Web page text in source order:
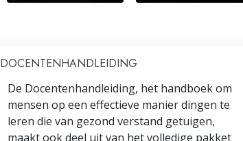
DOCENTENHANDLEIDING
De Docentenhandleiding, het handboek om
mensen op een effectieve manier dingen te
leren die van gezond verstand getuigen,
maakt ook deel uit van het volledige pakket